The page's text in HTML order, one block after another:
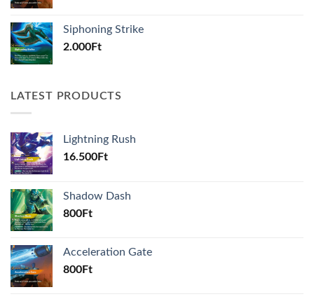
Siphoning Strike
2.000Ft
LATEST PRODUCTS
Lightning Rush
16.500Ft
Shadow Dash
800Ft
Acceleration Gate
800Ft